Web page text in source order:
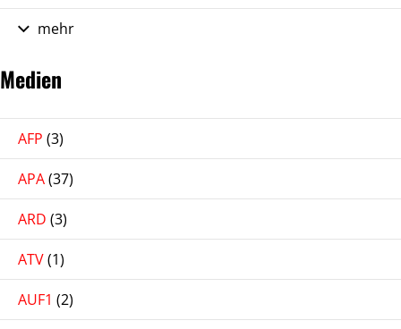
mehr
Medien
AFP (3)
APA(37)
ARD (3)
ATV(1)
AUF1 (2)